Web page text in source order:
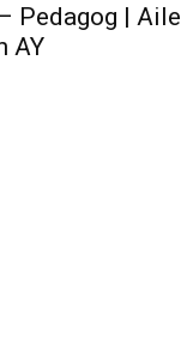
Pedagog | Aile
AY